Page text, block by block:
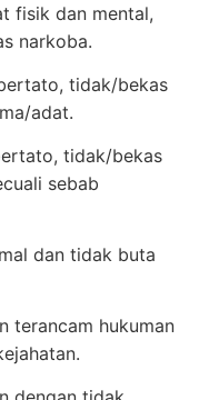
fisik dan mental,
narkoba.
tidak/bekas
adat.
tidak/bekas
sebab
dan tidak buta
terancam hukuman